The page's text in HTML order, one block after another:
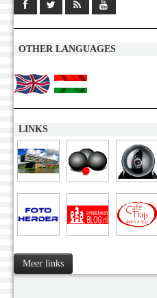
OTHER LANGUAGES
LINKS
Meer links